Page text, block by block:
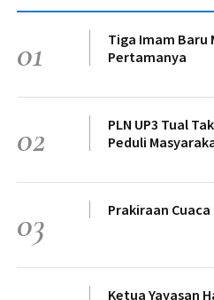
01
Tiga Imam Baru
Pertamanya
02
PLN UP3 Tual
Peduli
03 Prakiraan Cuaca
Ketua Yayasan